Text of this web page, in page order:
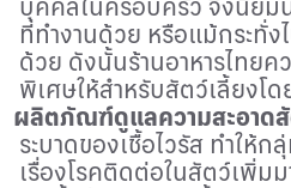
บุคคลในครอบครัว จึงนิยม
ที่ทำงานด้วย หรือแม้กระทั่ง
ด้วย ดังนั้นร้านอาหารไทย
พิเศษให้สำหรับสัตว์เลี้ยงโด
ผลิตภัณฑ์ดูแลความสะอาดสั
ระบาดของเชื้อไวรัส ทำให้ก
เรื่องโรคติดต่อในสัตว์เพิ่ม